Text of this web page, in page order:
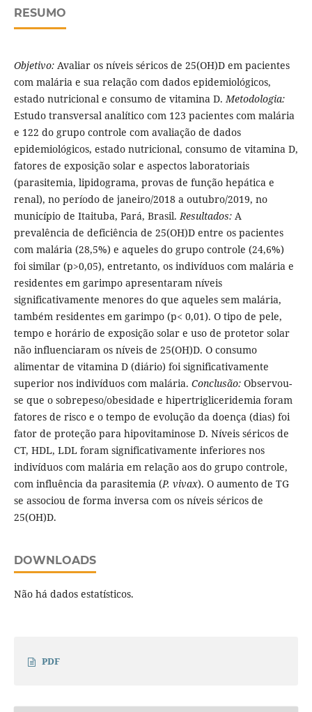
RESUMO
Objetivo:Avaliar os níveis séricos de 25(OH)D em pacientes
com malária e sua relação com dados epidemiológicos,
estado nutricional e consumo de vitamina D.Metodologia:
Estudo transversal analítico com 123 pacientes com malária
e 122 do grupo controle com avaliação de dados
epidemiológicos, estado nutricional, consumo de vitamina D,
fatores de exposição solar e aspectos laboratoriais
(parasitemia, lipidograma, provas de função hepática e
renal), no período de janeiro/2018 a outubro/2019, no
município de Itaituba, Pará, Brasil.Resultados:A
prevalência de deficiência de 25(OH)D entre os pacientes
com malária (28,5%) e aqueles do grupo controle (24,6%)
foi similar (p>0,05), entretanto, os indivíduos com malária e
residentes em garimpo apresentaram níveis
significativamente menores do que aqueles sem malária,
também residentes em garimpo (p< 0,01). O tipo de pele,
tempo e horário de exposição solar e uso de protetor solar
não influenciaram os níveis de 25(OH)D. O consumo
alimentar de vitamina D (diário) foi significativamente
superior nos indivíduos com malária. Conclusão:Observou-
se que o sobrepeso/obesidade e hipertrigliceridemia foram
fatores de risco e o tempo de evolução da doença (dias) foi
fator de proteção para hipovitaminose D. Níveis séricos de
CT, HDL, LDL foram significativamente inferiores nos
indivíduos com malária em relação aos do grupo controle,
com influência da parasitemia (P. vivax). O aumento de TG
se associou de forma inversa com os níveis séricos de
25(OH)D.
DOWNLOADS
Não há dados estatísticos.
PDF